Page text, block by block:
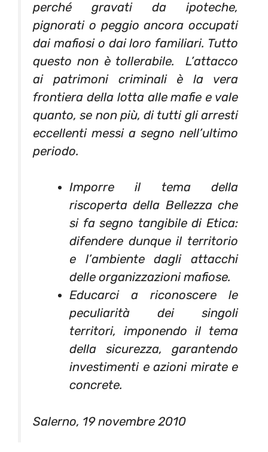
perché gravati da ipoteche,
pignorati o peggio ancora occupati
dai mafiosi o dai loro familiari. Tutto
questo non è tollerabile. L’attacco
ai patrimoni criminali è la vera
frontiera della lotta alle mafie e vale
quanto, se non più, di tutti gli arresti
eccellenti messi a segno nell’ultimo
periodo.
Imporre il tema della
riscoperta della Bellezza che
si fa segno tangibile di Etica:
difendere dunque il territorio
e l’ambiente dagli attacchi
delle organizzazioni mafiose.
Educarci a riconoscere le
peculiarità dei singoli
territori, imponendo il tema
della sicurezza, garantendo
investimenti e azioni mirate e
concrete.
Salerno, 19 novembre 2010